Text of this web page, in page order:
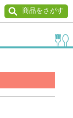
商品をさがす